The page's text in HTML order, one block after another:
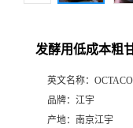
发酵用低成本粗
英文名称：
品牌： 江宇
产地： 南京江宇